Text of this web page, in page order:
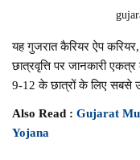
यह गुजरात कैरियर ऐप
छात्रवृत्ति पर जानकारी
9-12 के छात्रों के लिए सबसे
Also Read :Gujarat
Yojana